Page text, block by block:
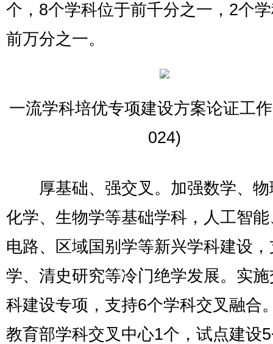
个，8个学科位于前千分之一，2个
前万分之一。
一流学科培优专项建设方案论证工
024)
厚基础、强交叉。加强数学、物
化学、生物学等基础学科，人工智
电路、区域国别学等新兴学科建设
学、清史研究等冷门绝学发展。实
科建设专项，支持6个学科交叉融合
教育部学科交叉中心1个，试点建设